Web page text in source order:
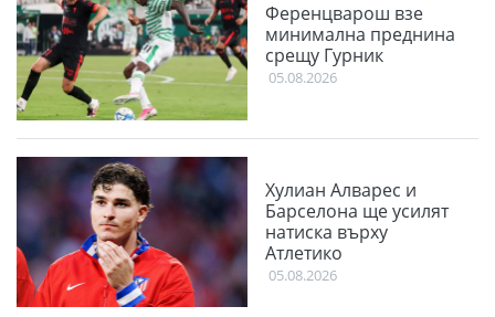
Ференцварош взе
минимална преднина
срещу Гурник
05.08.2026
Хулиан Алварес и
Барселона ще усилят
натиска върху
Атлетико
05.08.2026